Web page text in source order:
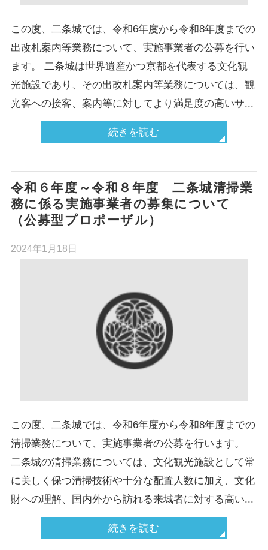
この度、二条城では、令和6年度から令和8年度までの
出改札案内等業務について、実施事業者の公募を行い
ます。 二条城は世界遺産かつ京都を代表する文化観
光施設であり、その出改札案内等業務については、観
光客への接客、案内等に対してより満足度の高いサ...
続きを読む
令和６年度～令和８年度 二条城清掃業
務に係る実施事業者の募集について
（公募型プロポーザル）
2024年1月18日
この度、二条城では、令和6年度から令和8年度までの
清掃業務について、実施事業者の公募を行います。
二条城の清掃業務については、文化観光施設として常
に美しく保つ清掃技術や十分な配置人数に加え、文化
財への理解、国内外から訪れる来城者に対する高い...
続きを読む